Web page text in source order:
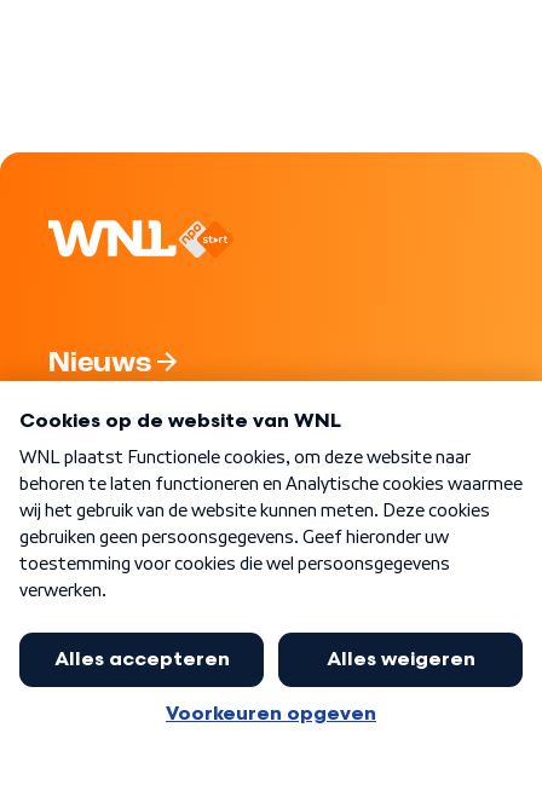
Nieuws
Nieuwsbrief
Word Lid